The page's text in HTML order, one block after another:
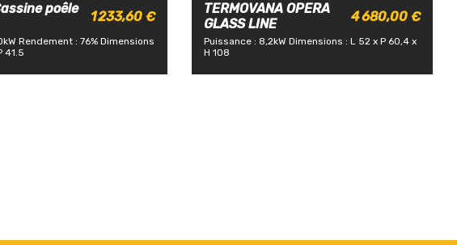
poêle
1 233,60 €
Rendement : 76% Dimensions
41.5
TERMOVANA OPERA
GLASS LINE
4 680,00 €
Puissance : 8,2kW Dimensions : L 52 x P 60,4 x
H 108